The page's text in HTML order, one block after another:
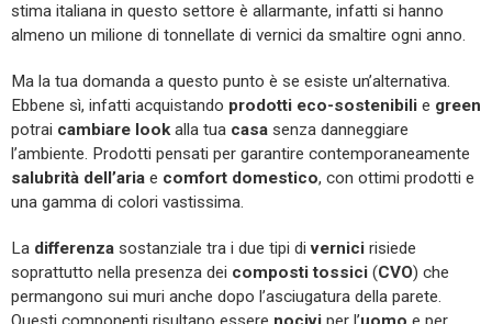
stima italiana in questo settore è allarmante, infatti si hanno
almeno un milione di tonnellate di vernici da smaltire ogni anno.
Ma la tua domanda a questo punto è se esiste un’alternativa.
Ebbene sì, infatti acquistando prodotti eco-sostenibili e green
potrai cambiare lookalla tua casa senza danneggiare
l’ambiente. Prodotti pensati per garantire contemporaneamente
salubrità dell’aria e comfort domestico, con ottimi prodotti e
una gamma di colori vastissima.
La differenza sostanziale tra i due tipi divernici risiede
soprattutto nella presenza dei composti tossici (CVO) che
permangono sui muri anche dopo l’asciugatura della parete.